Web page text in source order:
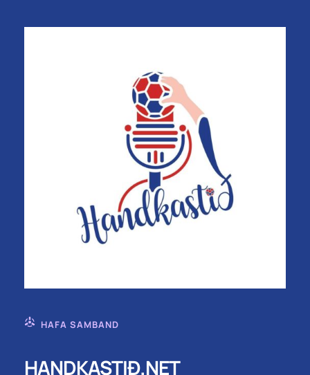
HAFA SAMBAND
HANDKASTIÐ.NET